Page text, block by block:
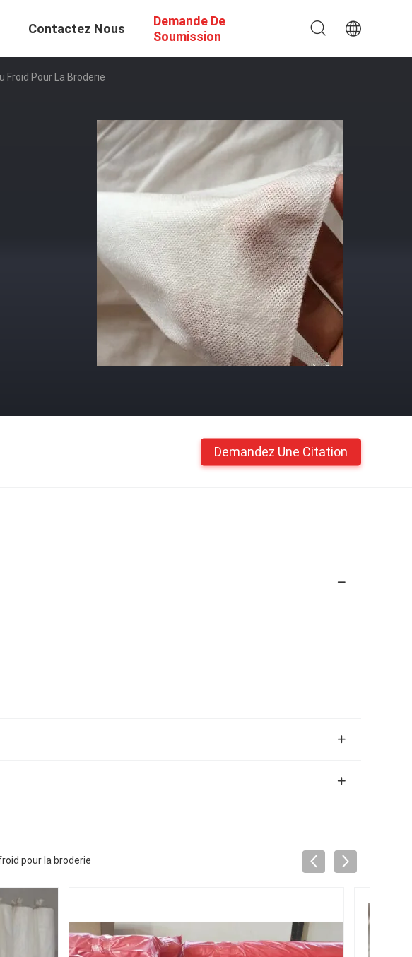
Contactez Nous
Demande De
Soumission
Froid Pour La Broderie
Demandez Une Citation
pour la broderie